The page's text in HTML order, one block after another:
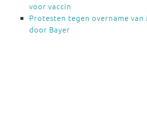
voor vaccin
Protesten tegen overname van
door Bayer